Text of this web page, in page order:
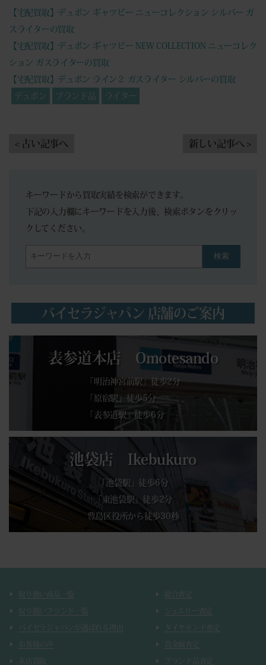
【宅配買取】デュポン ギャツビー ニューコレクション シルバー ガ
スライターの買取
【宅配買取】デュポン ギャツビー NEW COLLECTION ニューコレク
ション ガスライターの買取
【宅配買取】デュポン ライン２ ガスライター シルバーの買取
デュポン
ブランド品 ライター
< 古い記事へ 新しい記事へ >
キーワードから買取実績を検索ができます。
下記の入力欄にキーワードを入力後、検索ボタンをクリッ
クしてください。
検索
バイセラジャパン 店舗のご案内
表参道本店 Omotesando
「明治神宮前駅」徒歩2分
「原宿駅」徒歩5分
「表参道駅」徒歩6分
池袋店 Ikebukuro
「池袋駅」徒歩6分
「東池袋駅」徒歩2分
豊島区役所から徒歩30秒
取り扱い商品一覧
取り扱いブランド一覧
バイセラジャパンが選ばれる理由
お客様の声
来店買取
総合査定
ジュエリー査定
ダイヤモンド査定
貴金属査定
ブランド品査定